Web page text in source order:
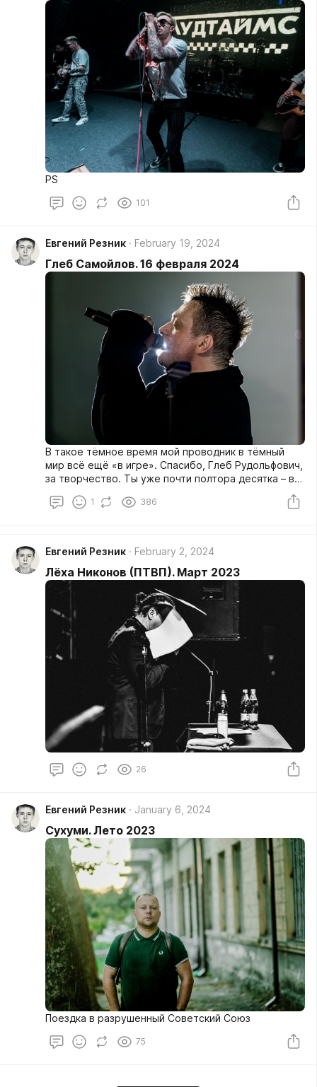
PS
101
Евгений Резник February 19, 2024
Глеб Самойлов. 16 февраля 2024
В такое тёмное время мой проводник в тёмный
мир всё ещё «в игре». Спасибо, Глеб Рудольфович,
за творчество. Ты уже почти полтора десятка – в
что продолжаешь играть концерты.
1 386
Евгений Резник February 2, 2024
Лёха Никонов (ПТВП). Март 2023
26
Евгений Резник January 6, 2024
Сухуми. Лето 2023
Поездка в разрушенный Советский Союз
75